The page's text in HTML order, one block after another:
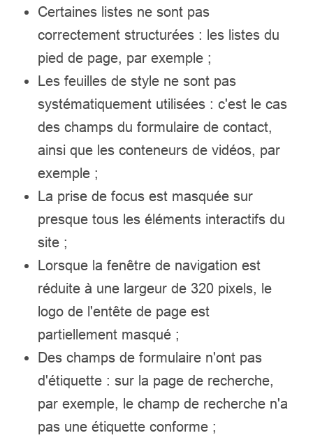
Certaines listes ne sont pas
correctement structurées : les listes du
pied de page, par exemple ;
Les feuilles de style ne sont pas
systématiquement utilisées : c'est le cas
des champs du formulaire de contact,
ainsi que les conteneurs de vidéos, par
exemple ;
La prise de focus est masquée sur
presque tous les éléments interactifs du
site ;
Lorsque la fenêtre de navigation est
réduite à une largeur de 320 pixels, le
logo de l'entête de page est
partiellement masqué ;
Des champs de formulaire n'ont pas
d'étiquette : sur la page de recherche,
par exemple, le champ de recherche n'a
pas une étiquette conforme ;